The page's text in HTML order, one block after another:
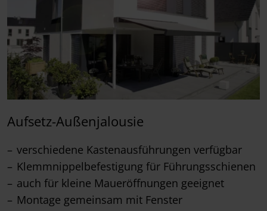
Aufsetz-Außenjalousie
verschiedene Kastenausführungen verfügbar
Klemmnippelbefestigung für Führungsschienen
auch für kleine Maueröffnungen geeignet
Montage gemeinsam mit Fenster